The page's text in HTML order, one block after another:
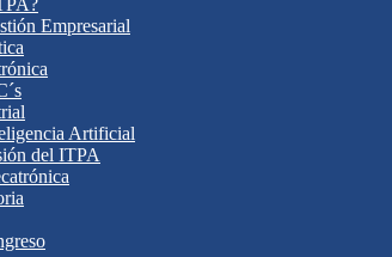
Empresarial
Artificial
del ITPA